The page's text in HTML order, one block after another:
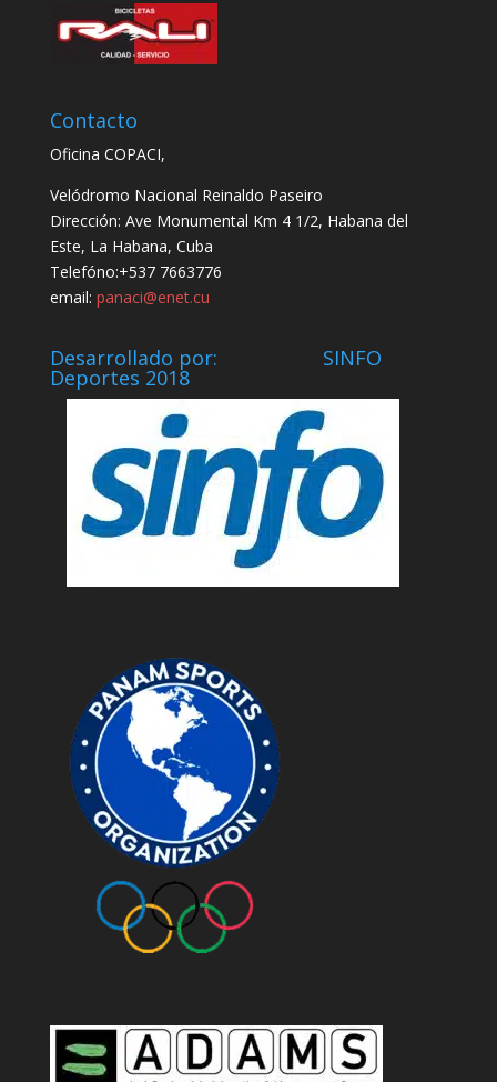
Contacto
Oficina COPACI,
Velódromo Nacional Reinaldo Paseiro
Dirección: Ave Monumental Km 4 1/2, Habana del
Este, La Habana, Cuba
Telefóno:+537 7663776
email: panaci@enet.cu
Desarrollado por: SINFO
Deportes 2018